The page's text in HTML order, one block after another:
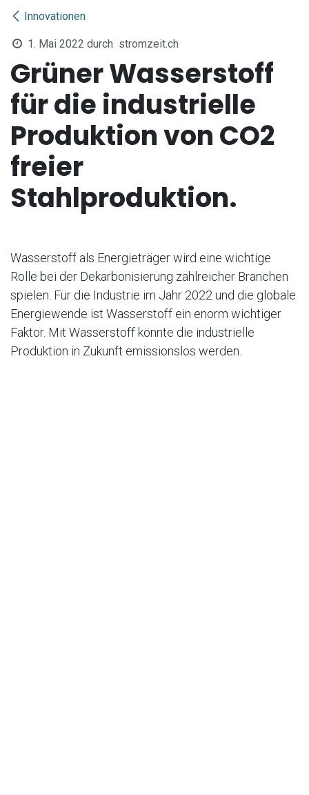
Innovationen
1. Mai 2022 durch stromzeit.ch
Grüner Wasserstoff
für die industrielle
Produktion von CO2
freier
Stahlproduktion.
Wasserstoff als Energieträger wird eine wichtige
Rolle bei der Dekarbonisierung zahlreicher Branchen
spielen. Für die Industrie im Jahr 2022 und die globale
Energiewende ist Wasserstoff ein enorm wichtiger
Faktor. Mit Wasserstoff könnte die industrielle
Produktion in Zukunft emissionslos werden.